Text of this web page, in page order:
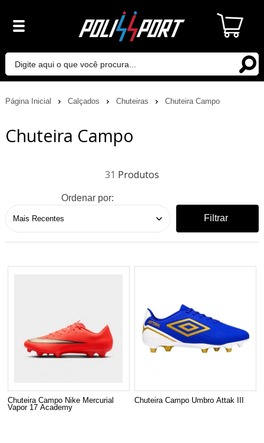
Página Inicial Calçados Chuteiras Chuteira Campo
Chuteira Campo
31
Ordenar por:
Filtrar
Chuteira Campo Nike Mercurial
Vapor 17 Academy
Chuteira Campo Umbro Attak III